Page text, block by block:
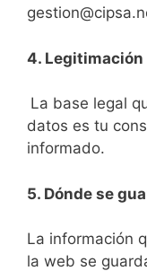
4. Legitimación
La base legal
datos es tu
informado.
5. Dónde se
La información
la web se